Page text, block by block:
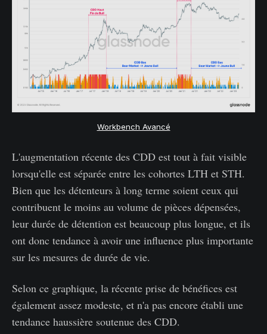
Workbench Avancé
L'augmentation récente des CDD est tout à fait visible
lorsqu'elle est séparée entre les cohortes LTH et STH.
Bien que les détenteurs à long terme soient ceux qui
contribuent le moins au volume de pièces dépensées,
leur durée de détention est beaucoup plus longue, et ils
ont donc tendance à avoir une influence plus importante
sur les mesures de durée de vie.
Selon ce graphique, la récente prise de bénéfices est
également assez modeste, et n'a pas encore établi une
tendance haussière soutenue des CDD.